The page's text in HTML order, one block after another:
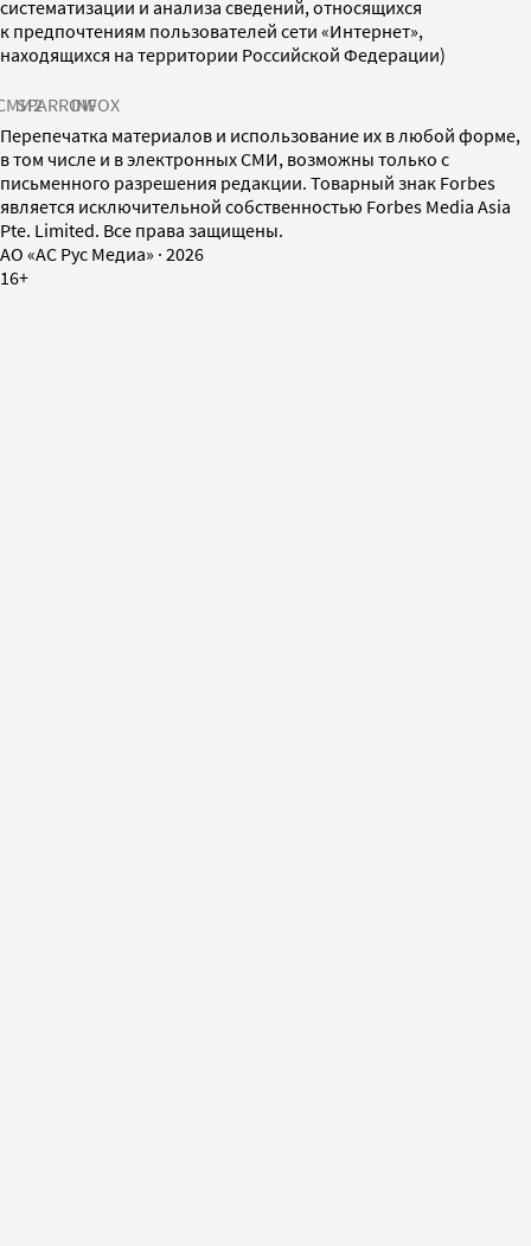
систематизации и анализа сведений, относящихся
к предпочтениям пользователей сети «Интернет»,
находящихся на территории Российской Федерации)
SPARROWINFOX
Перепечатка материалов и использование их в любой форме,
в том числе и в электронных СМИ, возможны только с
письменного разрешения редакции. Товарный знак Forbes
является исключительной собственностью Forbes Media Asia
Pte. Limited. Все права защищены.
AO «АС Рус Медиа» · 2026
16+